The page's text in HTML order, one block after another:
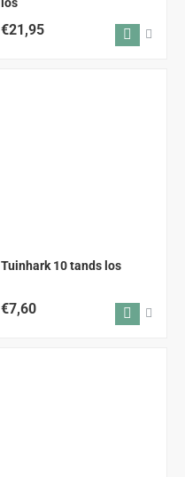
€21,95
Tuinhark 10 tands los
€7,60